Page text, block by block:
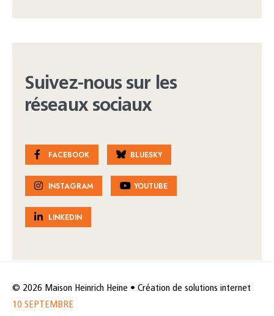
Suivez-nous sur les
réseaux sociaux
FACEBOOK BLUESKY
INSTAGRAM YOUTUBE
LINKEDIN
© 2026 Maison Heinrich Heine • Création de solutions internet
10 SEPTEMBRE